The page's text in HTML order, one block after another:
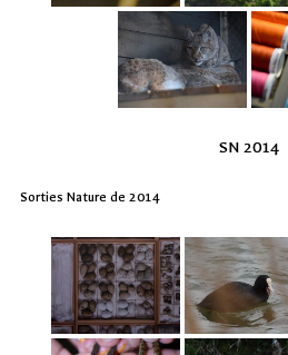
SN 2014
Sorties Nature de 2014